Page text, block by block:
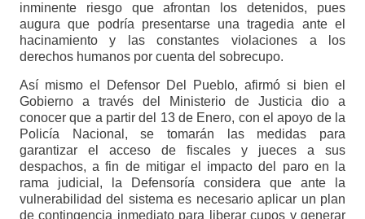
inminente riesgo que afrontan los detenidos, pues
augura que podría presentarse una tragedia ante el
hacinamiento y las constantes violaciones a los
derechos humanos por cuenta del sobrecupo.
Así mismo el Defensor Del Pueblo, afirmó si bien el
Gobierno a través del Ministerio de Justicia dio a
conocer que a partir del 13 de Enero, con el apoyo de la
Policía Nacional, se tomarán las medidas para
garantizar el acceso de fiscales y jueces a sus
despachos, a fin de mitigar el impacto del paro en la
rama judicial, la Defensoría considera que ante la
vulnerabilidad del sistema es necesario aplicar un plan
de contingencia inmediato para liberar cupos y generar